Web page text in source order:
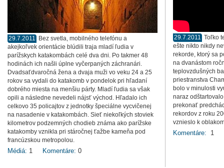
29.7.2011
Bez svetla, mobilného telefónu a
akejkoľvek orientácie blúdili traja mladí ľudia v
parížskych katakombách celé dva dni. Po takmer 48
hodinách ich našli úplne vyčerpaných záchranári.
Dvadsaťdvaročná žena a dvaja muži vo veku 24 a 25
rokov sa vydali do katakomb v pondelok pri hľadaní
dobrého miesta na menšiu párty. Mladí ľudia sa však
opili a následne nevedeli nájsť východ. Hľadalo ich
celkovo 35 policajtov z jednotky špeciálne vycvičenej
na nasadenie v katakombách. Sieť niekoľkých stoviek
kilometrov podzemných chodieb známa ako parížske
katakomby vznikla pri stáročnej ťažbe kameňa pod
francúzskou metropolou.
Médiá: 1 Komentáre: 0
29.7.2011 Toľko
ešte nikto nikdy
rekorde, ktorý sa
na dvanástom
teplovzdušných
priestranstva
bolo v minulosti
naraz
prekonať
rekordov z roku
vznieslo k
Komentáre: 1